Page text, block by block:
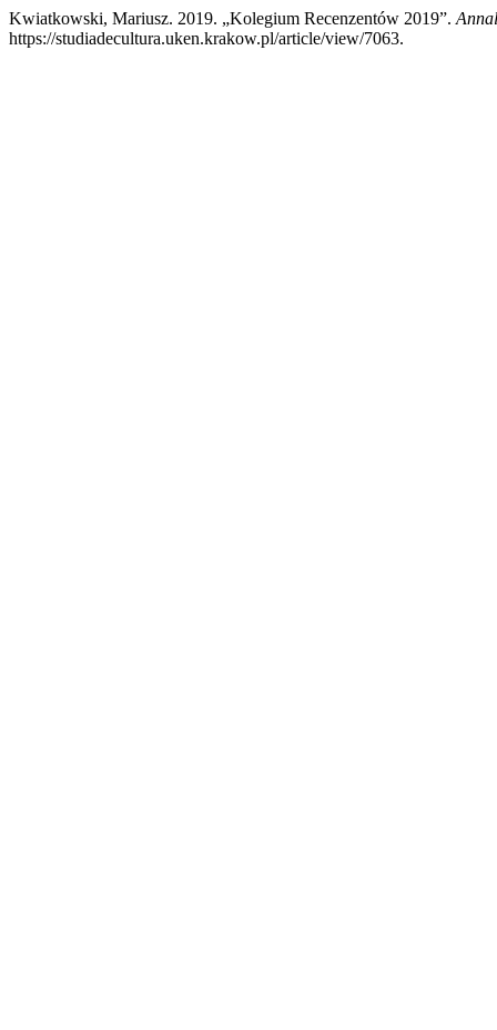
Kwiatkowski, Mariusz. 2019. „Kolegium Recenzentów 2019”.
https://studiadecultura.uken.krakow.pl/article/view/7063.